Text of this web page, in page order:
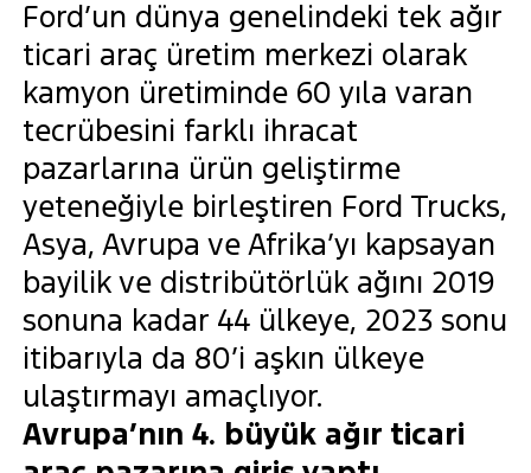
Ford’un dünya genelindeki tek ağır
ticari araç üretim merkezi olarak
kamyon üretiminde 60 yıla varan
tecrübesini farklı ihracat
pazarlarına ürün geliştirme
yeteneğiyle birleştiren Ford Trucks,
Asya, Avrupa ve Afrika’yı kapsayan
bayilik ve distribütörlük ağını 2019
sonuna kadar 44 ülkeye, 2023 sonu
itibarıyla da 80’i aşkın ülkeye
ulaştırmayı amaçlıyor.
Avrupa’nın 4. büyük ağır ticari